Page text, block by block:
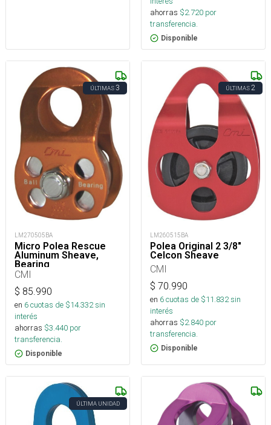
ahorras $2.720 por
transferencia.
Disponible
ÚLTIMAS3
LM270505BA
Micro Polea Rescue
Aluminum Sheave,
Bearing
CMI
$ 85.990
en 6cuotas de $14.332sin
interés
ahorras $3.440 por
transferencia.
Disponible
ÚLTIMAS2
LM260515BA
Polea Original 2 3/8"
Celcon Sheave
CMI
$ 70.990
en 6cuotas de $11.832sin
interés
ahorras $2.840 por
transferencia.
Disponible
ÚLTIMA UNIDAD